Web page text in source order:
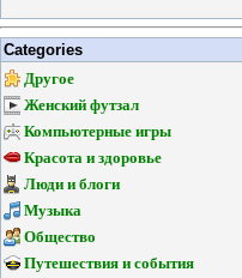
Categories
Другое
Женский футзал
Компьютерные игры
Красота и здоровье
Люди и блоги
Музыка
Общество
Путешествия и события